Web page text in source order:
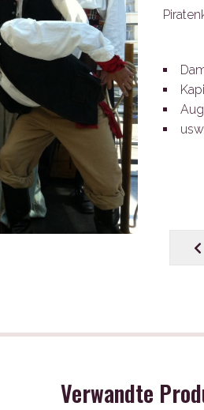
usw.
Verwandte